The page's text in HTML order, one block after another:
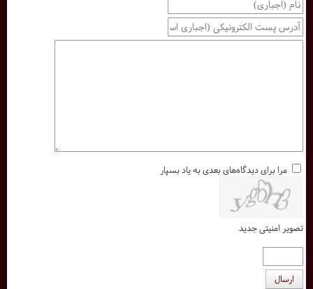
مرا برای دیدگاه‌های بعدی به یاد بسپار
تصویر امنیتی جدید
ارسال